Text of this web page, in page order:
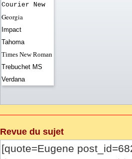
Courier New
Georgia
Impact
Tahoma
Times New Roman
Trebuchet MS
Verdana
Revue du sujet